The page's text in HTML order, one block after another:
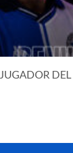
DEL